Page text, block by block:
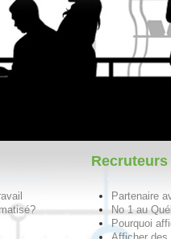
Recruteurs
Partenaire
No 1 au
Pourquoi